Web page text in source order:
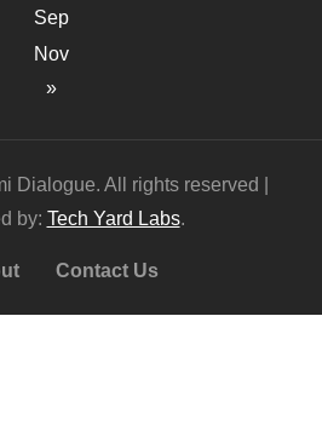
Sep
Nov
»
Dialogue. All rights reserved |
by: Tech Yard Labs.
Contact Us